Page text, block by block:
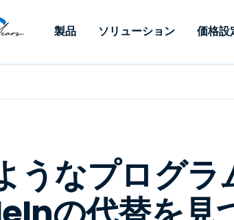
製品
チ管理はアドオンとして利
用できます。オンプレミス
オプションが利用可能で
す。
用、自
と制御を
ェッシ
リモート
護できる
ソリューション
エンドポイント管理とセキュ
リティ
MSP
OEM
Intuneを
リスクと
RDP/VPN
価格設
リモートアクセス
リモート学習
競合他社と
データシ
デモ動画
イベント
お問い合わせ
受賞歴
うなプログラ